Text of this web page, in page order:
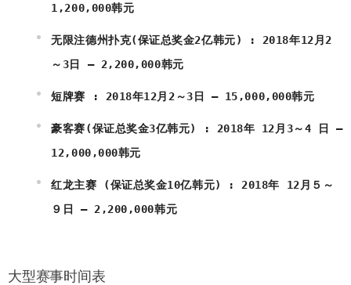
1,200,000韩元
无限注德州扑克(保证总奖金2亿韩元) : 2018年12月2
～3日 – 2,200,000韩元
短牌赛 : 2018年12月2～3日 – 15,000,000韩元
豪客赛(保证总奖金3亿韩元) : 2018年 12月3～4 日 –
12,000,000韩元
红龙主赛 (保证总奖金10亿韩元) : 2018年 12月５～
９日 – 2,200,000韩元
大型赛事时间表